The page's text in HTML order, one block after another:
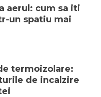
aerul: cum sa iti
un spatiu mai
termoizolare:
de incalzire